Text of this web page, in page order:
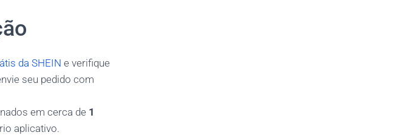
da SHEIN e verifique
seu pedido com
em cerca de 1
aplicativo.